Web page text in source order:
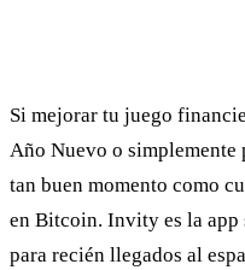
Si mejorar tu juego
Año Nuevo o simplemente
tan buen momento como
en Bitcoin. Invity es la app
para recién llegados al